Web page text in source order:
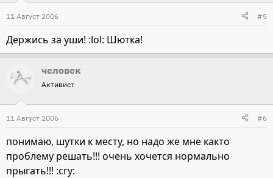
11 Август 2006 #5
Держись за уши! :lol: Шютка!
человек
Активист
11 Август 2006 #6
понимаю, шутки к месту, но надо же мне както
проблему решать!!! очень хочется нормально
прыгать!!! :cry: